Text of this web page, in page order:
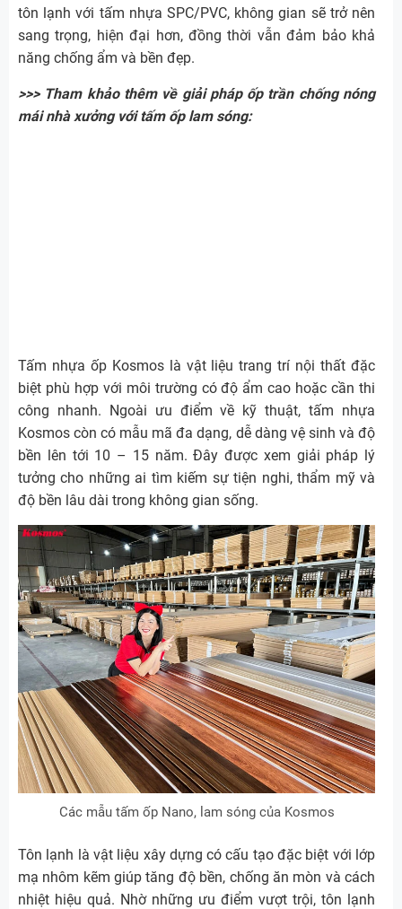
tôn lạnh với tấm nhựa SPC/PVC, không gian sẽ trở nên
sang trọng, hiện đại hơn, đồng thời vẫn đảm bảo khả
năng chống ẩm và bền đẹp.
>>> Tham khảo thêm về giải pháp ốp trần chống nóng
mái nhà xưởng với tấm ốp lam sóng:
Tấm nhựa ốp Kosmos là vật liệu trang trí nội thất đặc
biệt phù hợp với môi trường có độ ẩm cao hoặc cần thi
công nhanh. Ngoài ưu điểm về kỹ thuật, tấm nhựa
Kosmos còn có mẫu mã đa dạng, dễ dàng vệ sinh và độ
bền lên tới 10 – 15 năm. Đây được xem giải pháp lý
tưởng cho những ai tìm kiếm sự tiện nghi, thẩm mỹ và
độ bền lâu dài trong không gian sống.
Các mẫu tấm ốp Nano, lam sóng của Kosmos
Tôn lạnh là vật liệu xây dựng có cấu tạo đặc biệt với lớp
mạ nhôm kẽm giúp tăng độ bền, chống ăn mòn và cách
nhiệt hiệu quả. Nhờ những ưu điểm vượt trội, tôn lạnh